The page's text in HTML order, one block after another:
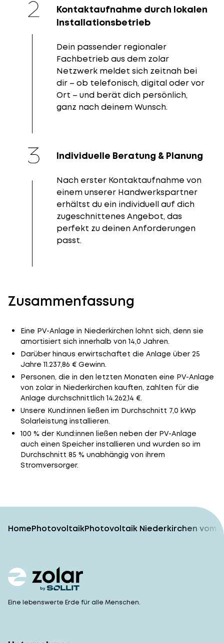
Kontaktaufnahme durch lokalen
Installationsbetrieb
Dein passender regionaler
Fachbetrieb aus dem zolar
Netzwerk meldet sich zeitnah bei
dir – ob telefonisch, digital oder vor
Ort – und berät dich persönlich,
ganz nach deinem Wunsch.
Individuelle Beratung & Planung
Nach erster Kontaktaufnahme von
einem unserer Handwerkspartner
erhältst du ein individuell auf dich
zugeschnittenes Angebot, das
perfekt zu deinen Anforderungen
passt.
Zusammenfassung
Eine PV-Anlage in Niederkirchen lohnt sich, denn sie
amortisiert sich innerhalb von 14,0 Jahren.
Darüber hinaus erwirtschaftet die Anlage über 25
Jahre 11.237,86 € Gewinn.
Personen, die in den letzten Monaten eine PV-Anlage
von zolar in Niederkirchen kauften, zahlten für die
Anlage durchschnittlich 14.262,14 €.
Unsere Kund:innen ließen im Durchschnitt 7,0 kWp
Solarleistung installieren.
100 % der Kund:innen ließen neben der PV-Anlage
auch einen Speicher installieren und wurden so im
Durchschnitt 85 % unabhängig von ihrem
Stromversorger.
HomePhotovoltaikPhotovoltaik Niederkirchen vom
Eine lebenswerte Erde für alle Menschen.